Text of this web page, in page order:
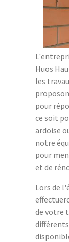
Huos
les
pour
ce soit
ardoise
notre
pour
et de
Lors de
de votre